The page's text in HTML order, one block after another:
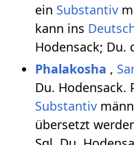
ein Substantiv
kann ins
Hodensack; Du.
Phalakosha ,
Du. Hodensack.
Substantiv
übersetzt